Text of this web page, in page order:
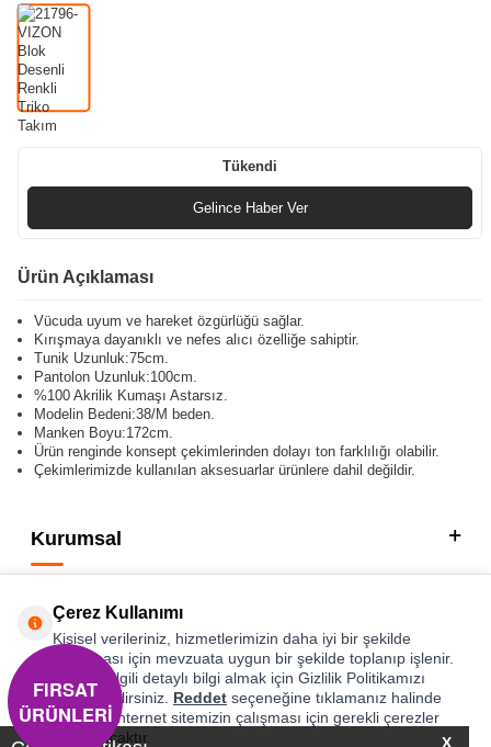
X
Tükendi
Gelince Haber Ver
Ürün Açıklaması
Vücuda uyum ve hareket özgürlüğü sağlar.
Kırışmaya dayanıklı ve nefes alıcı özelliğe sahiptir.
Tunik Uzunluk:75cm.
Pantolon Uzunluk:100cm.
%100 Akrilik Kumaşı Astarsız.
Modelin Bedeni:38/M beden.
Manken Boyu:172cm.
Ürün renginde konsept çekimlerinden dolayı ton farklılığı olabilir.
Çekimlerimizde kullanılan aksesuarlar ürünlere dahil değildir.
Kurumsal
Hızlı Erişim
Sosyal
Adres & İletişim
Çerez Kullanımı
Kişisel verileriniz, hizmetlerimizin daha iyi bir şekilde
sunulması için mevzuata uygun bir şekilde toplanıp işlenir.
Konuyla ilgili detaylı bilgi almak için Gizlilik Politikamızı
inceleyebilirsiniz. Reddet seçeneğine tıklamanız halinde
yalnızca internet sitemizin çalışması için gerekli çerezler
kullanılacaktır.
FIRSAT
ÜRÜNLERİ